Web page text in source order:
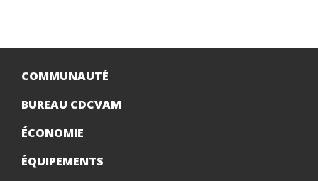
COMMUNAUTÉ
BUREAU CDCVAM
ÉCONOMIE
ÉQUIPEMENTS